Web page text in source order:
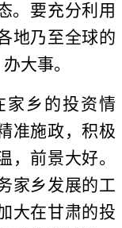
。要充分利用
地乃至全球的
大事。
家乡的投资情
准施政，积极
，前景大好。
家乡发展的工
大在甘肃的投